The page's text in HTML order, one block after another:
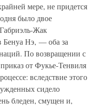
мере, не придется
было двое
Жак
Бенуа Нэ, — оба за
По возвращении с
от Фукье-Тенвиля
вследствие этого
сидело
бледен, смущен и,